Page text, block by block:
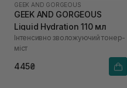
GEEK AND GORGEOUS
GEEK AND GORGEOUS
Liquid Hydration 110 мл
Інтенсивно зволожуючий тонер-
міст
445₴